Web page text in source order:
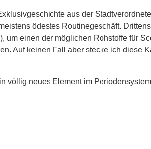
aus der
ödestes Routinegeschäft.
um einen der möglichen Rohstoffe für
Auf keinen Fall aber stecke ich diese
völlig neues Element im